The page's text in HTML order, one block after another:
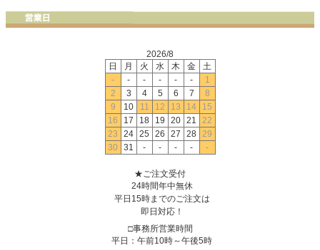
2026/8
日
月 火 水 木 金
土
-
- - - - -
1
2
3 4 5 6 7
8
9
10 11 12 13 14
15
16
17 18 19 20 21
22
23
24 25 26 27 28 29
30
31 - - - - -
★ご注文受付
24時間年中無休
平日15時までのご注文は
即日対応！
□事務所営業時間
平日：午前10時～午後5時